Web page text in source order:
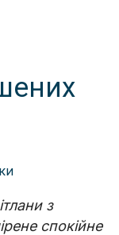
з
спокійне